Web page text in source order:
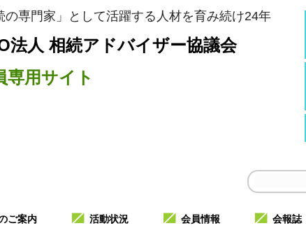
の専門家」として活躍する人材を育み続け24年
法人 相続アドバイザー協議会
専用サイト
ご案内 活動状況 会員情報 会報誌